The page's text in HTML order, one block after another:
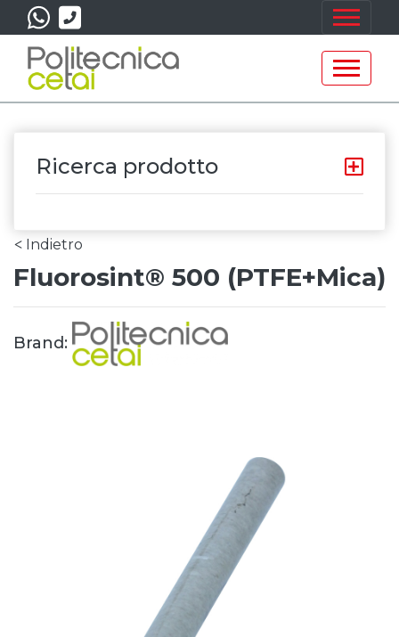
Ricerca prodotto
< Indietro
Fluorosint® 500 (PTFE+Mica)
Brand: